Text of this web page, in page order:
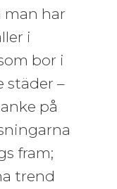
man har
i
bor i
städer –
på
fram;
trend